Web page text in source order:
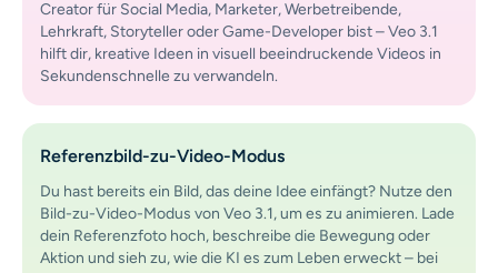
Creator für Social Media, Marketer, Werbetreibende,
Lehrkraft, Storyteller oder Game-Developer bist – Veo 3.1
hilft dir, kreative Ideen in visuell beeindruckende Videos in
Sekundenschnelle zu verwandeln.
Referenzbild-zu-Video-Modus
Du hast bereits ein Bild, das deine Idee einfängt? Nutze den
Bild-zu-Video-Modus von Veo 3.1, um es zu animieren. Lade
dein Referenzfoto hoch, beschreibe die Bewegung oder
Aktion und sieh zu, wie die KI es zum Leben erweckt – bei